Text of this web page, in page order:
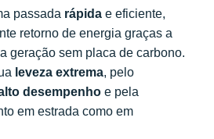
passada rápida e eficiente,
retorno de energia graças a
geração sem placa de carbono.
leveza extrema, pelo
desempenho e pela
em estrada como em